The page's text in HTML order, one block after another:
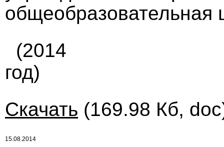
общеобразовательная
(2014
год)
Скачать (169.98 Кб,
15.08.2014